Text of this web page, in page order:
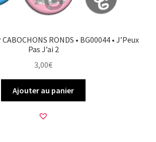
RONDS • BG00044 • J’Peux
Pas J’ai 2
3,00€
Ajouter au panier